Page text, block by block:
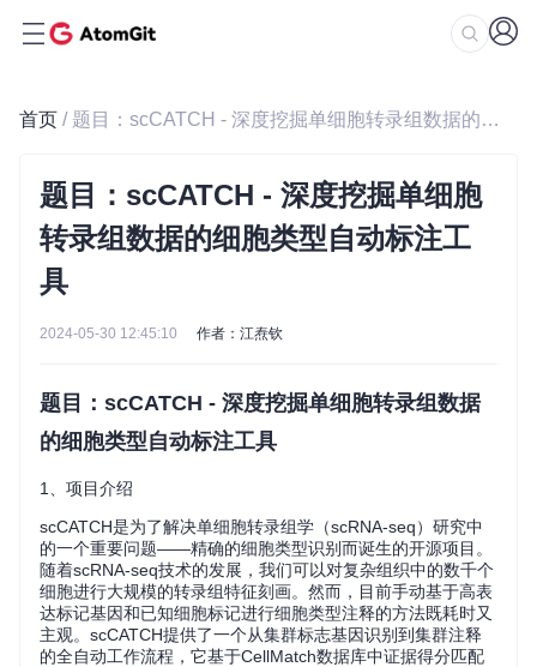
首页 / 题目：scCATCH - 深度挖掘单细胞转录组数据的细胞类型自动标注工具
题目：scCATCH - 深度挖掘单细胞
转录组数据的细胞类型自动标注工
具
2024-05-30 12:45:10 作者：江焘钦
题目：scCATCH - 深度挖掘单细胞转录组数据
的细胞类型自动标注工具
1、项目介绍
scCATCH是为了解决单细胞转录组学（scRNA-seq）研究中
的一个重要问题——精确的细胞类型识别而诞生的开源项目。
随着scRNA-seq技术的发展，我们可以对复杂组织中的数千个
细胞进行大规模的转录组特征刻画。然而，目前手动基于高表
达标记基因和已知细胞标记进行细胞类型注释的方法既耗时又
主观。scCATCH提供了一个从集群标志基因识别到集群注释
的全自动工作流程，它基于CellMatch数据库中证据得分匹配